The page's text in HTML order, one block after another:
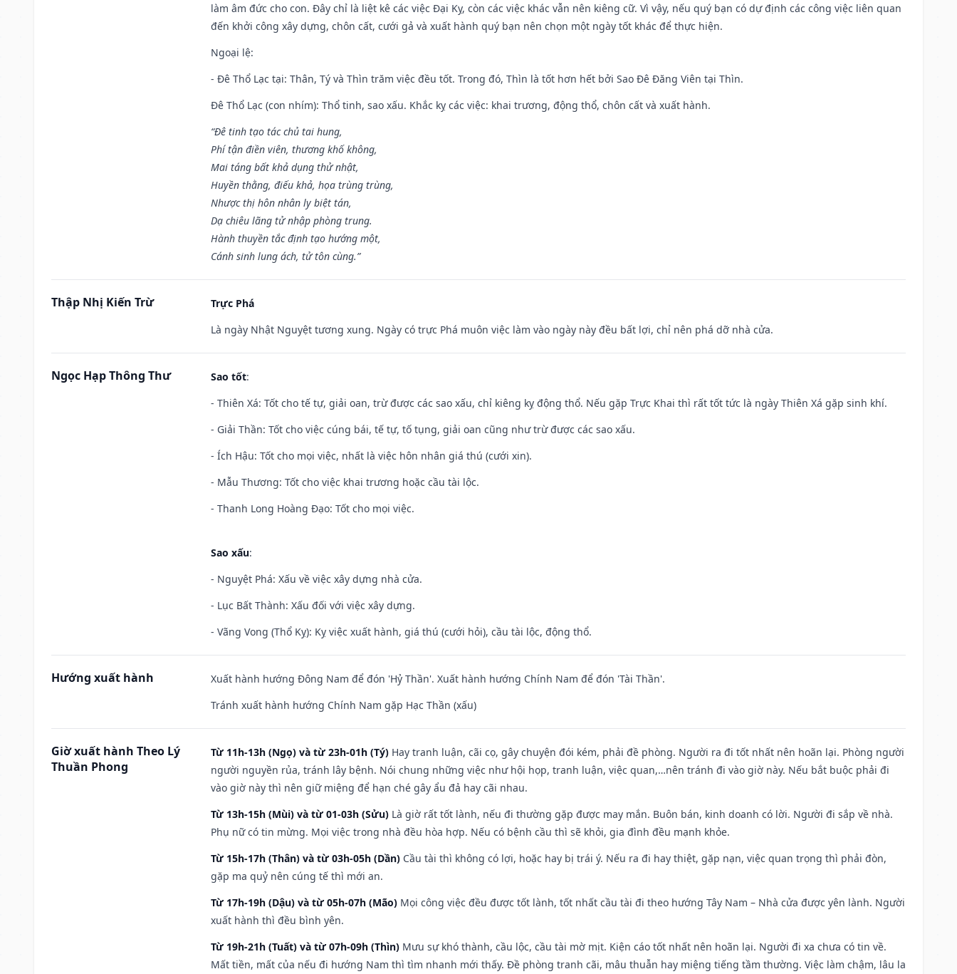
làm âm đức cho con. Đây chỉ là liệt kê các việc Đại Kỵ, còn các việc khác vẫn nên kiêng cữ. Vì vậy, nếu quý bạn có dự định các công việc liên quan
đến khởi công xây dựng, chôn cất, cưới gả và xuất hành quý bạn nên chọn một ngày tốt khác để thực hiện.
Ngoại lệ:
- Đê Thổ Lạc tại: Thân, Tý và Thìn trăm việc đều tốt. Trong đó, Thìn là tốt hơn hết bởi Sao Đê Đăng Viên tại Thìn.
Đê Thổ Lạc (con nhím): Thổ tinh, sao xấu. Khắc kỵ các việc: khai trương, động thổ, chôn cất và xuất hành.
“Đê tinh tạo tác chủ tai hung,
Phí tận điền viên, thương khố không,
Mai táng bất khả dụng thử nhật,
Huyền thằng, điếu khả, họa trùng trùng,
Nhược thị hôn nhân ly biệt tán,
Dạ chiêu lãng tử nhập phòng trung.
Hành thuyền tắc định tạo hướng một,
Cánh sinh lung ách, tử tôn cùng.”
Thập Nhị Kiến Trừ
Trực Phá
Là ngày Nhật Nguyệt tương xung. Ngày có trực Phá muôn việc làm vào ngày này đều bất lợi, chỉ nên phá dỡ nhà cửa.
Ngọc Hạp Thông Thư Sao tốt:
- Thiên Xá: Tốt cho tế tự, giải oan, trừ được các sao xấu, chỉ kiêng kỵ động thổ. Nếu gặp Trực Khai thì rất tốt tức là ngày Thiên Xá gặp sinh khí.
- Giải Thần: Tốt cho việc cúng bái, tế tự, tố tụng, giải oan cũng như trừ được các sao xấu.
- Ích Hậu: Tốt cho mọi việc, nhất là việc hôn nhân giá thú (cưới xin).
- Mẫu Thương: Tốt cho việc khai trương hoặc cầu tài lộc.
- Thanh Long Hoàng Đạo: Tốt cho mọi việc.
Sao xấu:
- Nguyệt Phá: Xấu về việc xây dựng nhà cửa.
- Lục Bất Thành: Xấu đối với việc xây dựng.
- Vãng Vong (Thổ Kỵ): Kỵ việc xuất hành, giá thú (cưới hỏi), cầu tài lộc, động thổ.
Hướng xuất hành
Xuất hành hướng Đông Nam để đón 'Hỷ Thần'. Xuất hành hướng Chính Nam để đón 'Tài Thần'.
Tránh xuất hành hướng Chính Nam gặp Hạc Thần (xấu)
Giờ xuất hành Theo Lý
Thuần Phong
Từ 11h-13h (Ngọ) và từ 23h-01h (Tý) Hay tranh luận, cãi cọ, gây chuyện đói kém, phải đề phòng. Người ra đi tốt nhất nên hoãn lại. Phòng người
người nguyền rủa, tránh lây bệnh. Nói chung những việc như hội họp, tranh luận, việc quan,…nên tránh đi vào giờ này. Nếu bắt buộc phải đi
vào giờ này thì nên giữ miệng để hạn ché gây ẩu đả hay cãi nhau.
Từ 13h-15h (Mùi) và từ 01-03h (Sửu) Là giờ rất tốt lành, nếu đi thường gặp được may mắn. Buôn bán, kinh doanh có lời. Người đi sắp về nhà.
Phụ nữ có tin mừng. Mọi việc trong nhà đều hòa hợp. Nếu có bệnh cầu thì sẽ khỏi, gia đình đều mạnh khỏe.
Từ 15h-17h (Thân) và từ 03h-05h (Dần) Cầu tài thì không có lợi, hoặc hay bị trái ý. Nếu ra đi hay thiệt, gặp nạn, việc quan trọng thì phải đòn,
gặp ma quỷ nên cúng tế thì mới an.
Từ 17h-19h (Dậu) và từ 05h-07h (Mão) Mọi công việc đều được tốt lành, tốt nhất cầu tài đi theo hướng Tây Nam – Nhà cửa được yên lành. Người
xuất hành thì đều bình yên.
Từ 19h-21h (Tuất) và từ 07h-09h (Thìn) Mưu sự khó thành, cầu lộc, cầu tài mờ mịt. Kiện cáo tốt nhất nên hoãn lại. Người đi xa chưa có tin về.
Mất tiền, mất của nếu đi hướng Nam thì tìm nhanh mới thấy. Đề phòng tranh cãi, mâu thuẫn hay miệng tiếng tầm thường. Việc làm chậm, lâu la